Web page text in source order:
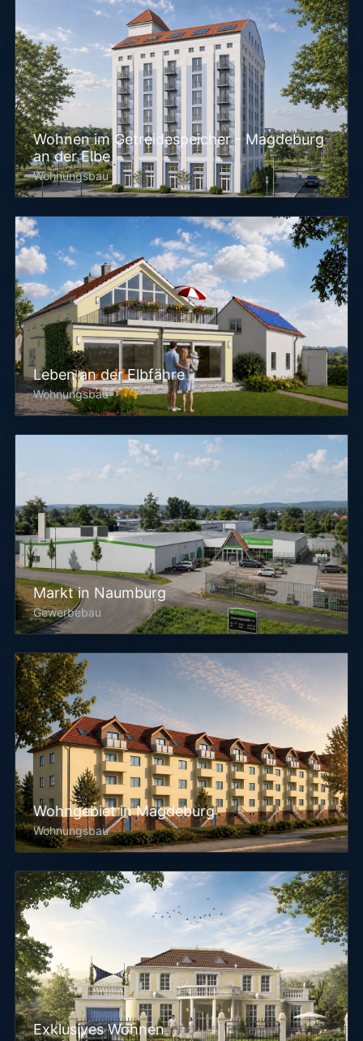
Wohnen im Getreidespeicher - Magdeburg
an der Elbe
Wohnungsbau
Leben an der Elbfähre
Wohnungsbau
Markt in Naumburg
Gewerbebau
Wohngebiet in Magdeburg
Wohnungsbau
Exklusives Wohnen